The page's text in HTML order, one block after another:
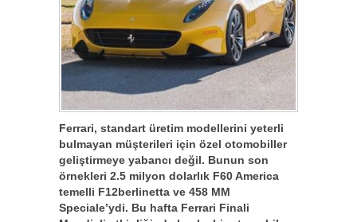
Ferrari, standart üretim modellerini yeterli
bulmayan müşterileri için özel otomobiller
geliştirmeye yabancı değil. Bunun son
örnekleri 2.5 milyon dolarlık F60 America
temelli F12berlinetta ve 458 MM
Speciale’ydi. Bu hafta Ferrari Finali